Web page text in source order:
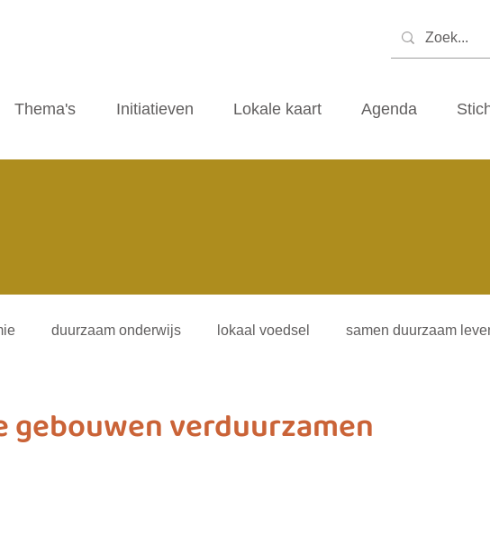
Thema's Initiatieven Lokale kaart Agenda
duurzaam onderwijs lokaal voedsel samen duurzaam
gebouwen verduurzamen